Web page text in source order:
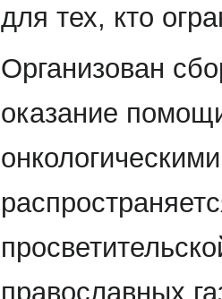
для тех, кто
Организован
оказание
православных